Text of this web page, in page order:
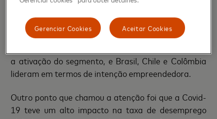
(C)O Brasil é a economia da região que mais subiu
em posições no Componente C.Condições claras
a ativação do segmento, e Brasil, Chile e Colômbia
lideram em termos de intenção empreendedora.
Outro ponto que chamou a atenção foi que a Covid-
19 teve um alto impacto na taxa de desemprego
Aceitar Cookies
Gerenciar Cookies